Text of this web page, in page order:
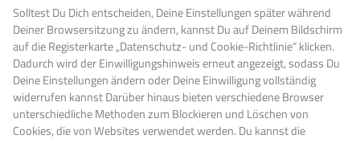
Solltest Du Dich entscheiden, Deine Einstellungen später während
Deiner Browsersitzung zu ändern, kannst Du auf Deinem Bildschirm
auf die Registerkarte „Datenschutz- und Cookie-Richtlinie“ klicken.
Dadurch wird der Einwilligungshinweis erneut angezeigt, sodass Du
Deine Einstellungen ändern oder Deine Einwilligung vollständig
widerrufen kannst Darüber hinaus bieten verschiedene Browser
unterschiedliche Methoden zum Blockieren und Löschen von
Cookies, die von Websites verwendet werden. Du kannst die